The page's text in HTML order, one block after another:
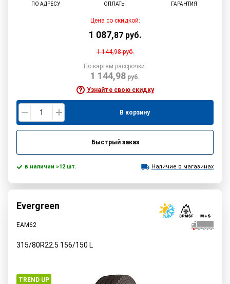
ПО АДРЕСУ ОПЛАТЫ ГАРАНТИЯ
Цена со скидкой:
1 087,87 руб.
1 144,98руб.
По картам рассрочки:
1 144,98руб.
Узнайте свою скидку
В корзину
Быстрый заказ
в наличии >12 шт. Наличие в магазинах
Evergreen
EAM62
315/80R22.5 156/150 L
TREND UP